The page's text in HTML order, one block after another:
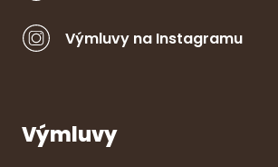
Výmluvy na Instagramu
Výmluvy